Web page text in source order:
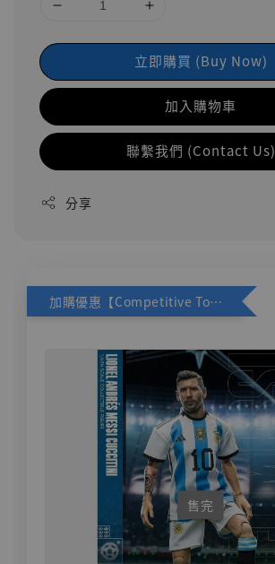
立即購買 (Buy Now)
加入購物車
聯繫我們 (Contact Us)
分享
加購優惠【Competitive Toys 梅西 [CM001]】
售完